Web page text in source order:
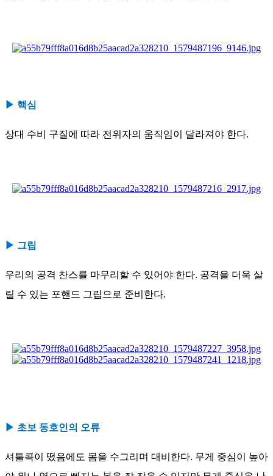
▶ 핵심
상대 수비 구질에 따라 전위자의 움직임이 달라져야 한다.
▶ 그립
우리의 공격 찬스를 마무리할 수 있어야 한다. 공격을 더욱 살
릴 수 있는 포핸드 그립으로 준비한다.
▶ 초보 동호인의 오류
셔틀콕이 떴음에도 몸을 수그리며 대비한다. 무게 중심이 높아